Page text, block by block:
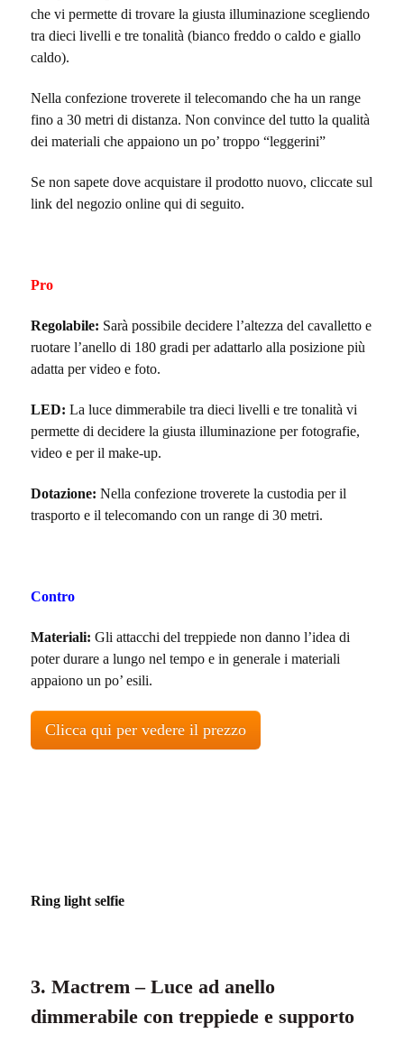
che vi permette di trovare la giusta illuminazione scegliendo
tra dieci livelli e tre tonalità (bianco freddo o caldo e giallo
caldo).
Nella confezione troverete il telecomando che ha un range
fino a 30 metri di distanza. Non convince del tutto la qualità
dei materiali che appaiono un po’ troppo “leggerini”
Se non sapete dove acquistare il prodotto nuovo, cliccate sul
link del negozio online qui di seguito.
Pro
Regolabile: Sarà possibile decidere l’altezza del cavalletto e
ruotare l’anello di 180 gradi per adattarlo alla posizione più
adatta per video e foto.
LED: La luce dimmerabile tra dieci livelli e tre tonalità vi
permette di decidere la giusta illuminazione per fotografie,
video e per il make-up.
Dotazione: Nella confezione troverete la custodia per il
trasporto e il telecomando con un range di 30 metri.
Contro
Materiali: Gli attacchi del treppiede non danno l’idea di
poter durare a lungo nel tempo e in generale i materiali
appaiono un po’ esili.
Clicca qui per vedere il prezzo
Ring light selfie
3. Mactrem – Luce ad anello
dimmerabile con treppiede e supporto